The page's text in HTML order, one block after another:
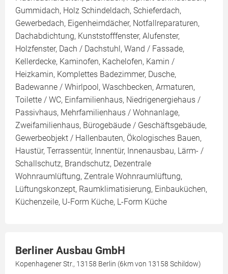
Gummidach, Holz Schindeldach, Schieferdach,
Gewerbedach, Eigenheimdächer, Notfallreparaturen,
Dachabdichtung, Kunststofffenster, Alufenster,
Holzfenster, Dach / Dachstuhl, Wand / Fassade,
Kellerdecke, Kaminofen, Kachelofen, Kamin /
Heizkamin, Komplettes Badezimmer, Dusche,
Badewanne / Whirlpool, Waschbecken, Armaturen,
Toilette / WC, Einfamilienhaus, Niedrigenergiehaus /
Passivhaus, Mehrfamilienhaus / Wohnanlage,
Zweifamilienhaus, Bürogebäude / Geschäftsgebäude,
Gewerbeobjekt / Hallenbauten, Ökologisches Bauen,
Haustür, Terrassentür, Innentür, Innenausbau, Lärm- /
Schallschutz, Brandschutz, Dezentrale
Wohnraumlüftung, Zentrale Wohnraumlüftung,
Lüftungskonzept, Raumklimatisierung, Einbauküchen,
Küchenzeile, U-Form Küche, L-Form Küche
Berliner Ausbau GmbH
Kopenhagener Str., 13158 Berlin (6km von 13158 Schildow)